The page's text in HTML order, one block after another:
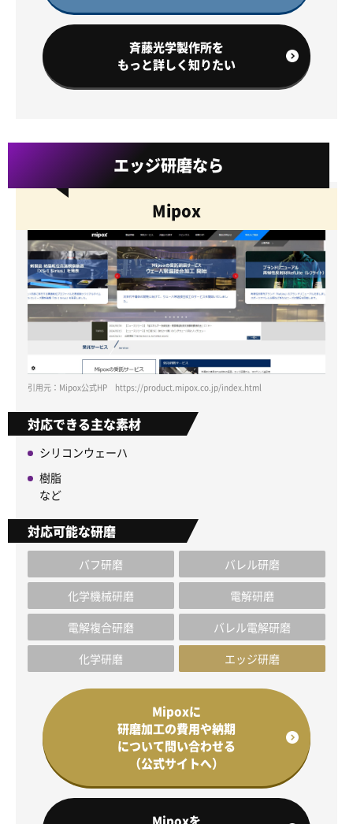
斉藤光学製作所を
もっと詳しく知りたい
エッジ研磨なら
Mipox
引用元：Mipox公式HP https://product.mipox.co.jp/index.html
対応できる主な素材
シリコンウェーハ
樹脂
など
対応可能な研磨
バフ研磨
バレル研磨
化学機械研磨
電解研磨
電解複合研磨
バレル電解研磨
化学研磨
エッジ研磨
Mipoxに
研磨加工の費用や納期
について問い合わせる
（公式サイトへ）
Mipoxを